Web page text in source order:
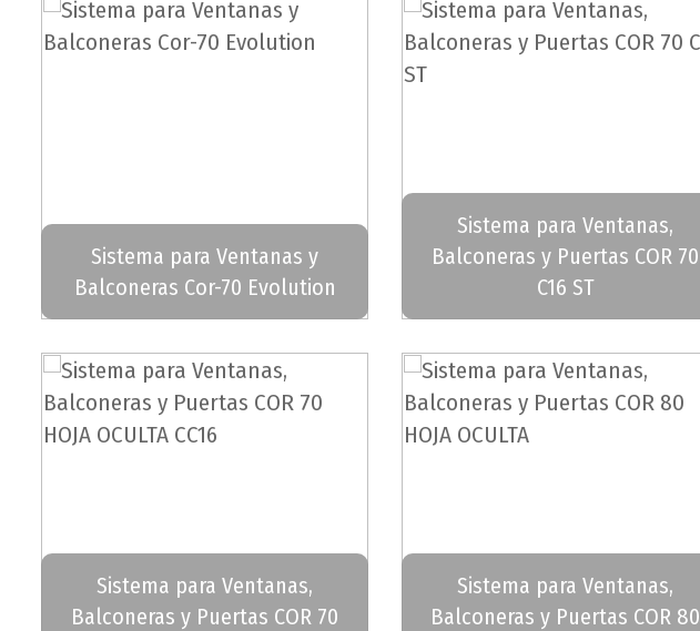
Sistema para Ventanas y
Balconeras Cor-70 Evolution
Sistema para Ventanas,
Balconeras y Puertas COR 70
C16 ST
Sistema para Ventanas,
Balconeras y Puertas COR 70
Sistema para Ventanas,
Balconeras y Puertas COR 80